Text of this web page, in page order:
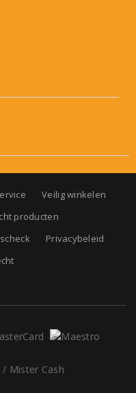
Veilig winkelen
producten
Privacybeleid